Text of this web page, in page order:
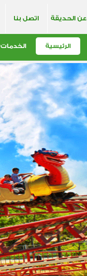
اتصل بنا عن الحديقة
الرئيسية الخدمات